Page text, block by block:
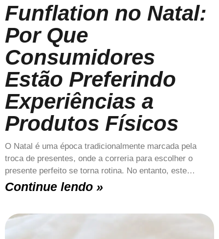
Funflation no Natal:
Por Que
Consumidores
Estão Preferindo
Experiências a
Produtos Físicos
O Natal é uma época tradicionalmente marcada pela
troca de presentes, onde a correria para escolher o
presente perfeito se torna rotina. No entanto, este…
Continue lendo »